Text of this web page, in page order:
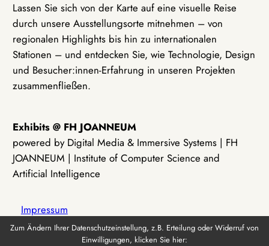
Lassen Sie sich von der Karte auf eine visuelle Reise
durch unsere Ausstellungsorte mitnehmen – von
regionalen Highlights bis hin zu internationalen
Stationen – und entdecken Sie, wie Technologie, Design
und Besucher:innen-Erfahrung in unseren Projekten
zusammenfließen.
Exhibits @ FH JOANNEUM
powered by Digital Media & Immersive Systems | FH
JOANNEUM | Institute of Computer Science and
Artificial Intelligence
Impressum
Zum Ändern Ihrer Datenschutzeinstellung, z.B. Erteilung oder Widerruf von
Einwilligungen, klicken Sie hier: